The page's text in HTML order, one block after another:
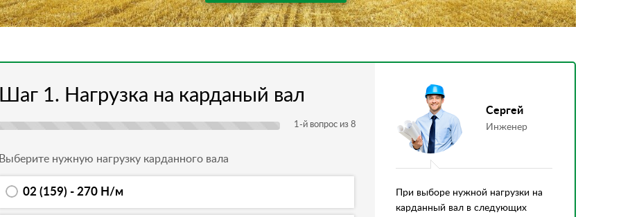
Шаг 1. Нагрузка на карданый вал
1-й вопрос из 8
Выберите нужную нагрузку карданного вала
02 (159) - 270 Н/м
Сергей
Инженер
При выборе нужной нагрузки на
карданный вал в следующих